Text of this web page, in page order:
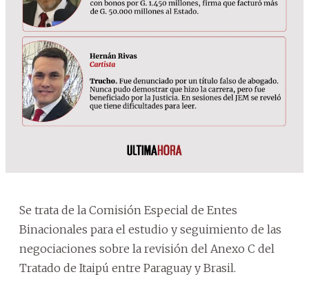
Se trata de la Comisión Especial de Entes
Binacionales para el estudio y seguimiento de las
negociaciones sobre la revisión del Anexo C del
Tratado de Itaipú entre Paraguay y Brasil.